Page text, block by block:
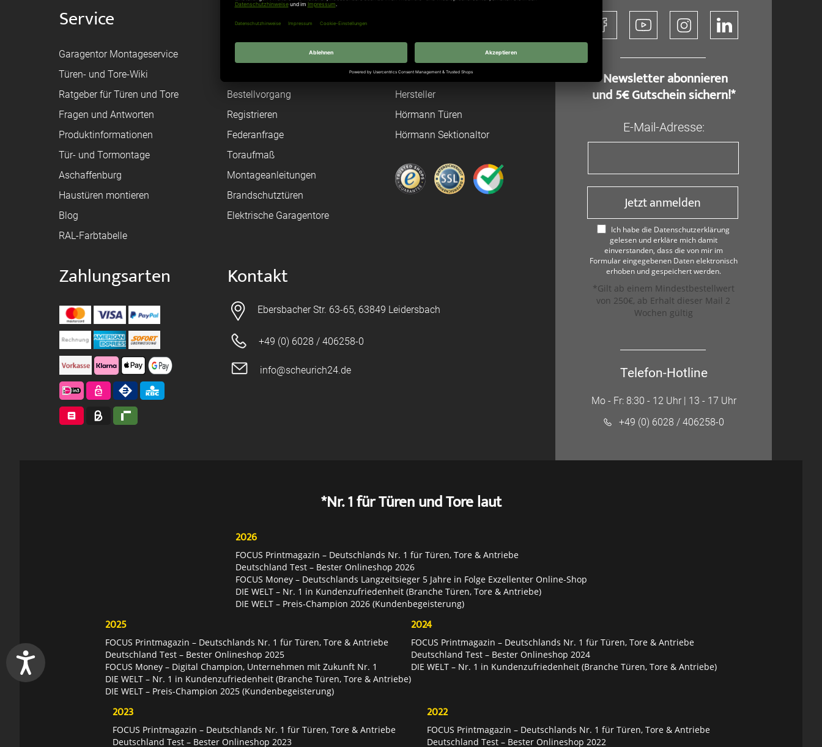
Service
Garagentor Montageservice
Türen- und Tore-Wiki
Ratgeber für Türen und Tore
Fragen und Antworten
Produktinformationen
Tür- und Tormontage
Aschaffenburg
Haustüren montieren
Blog
RAL-Farbtabelle
Shop
Bestellvorgang
Registrieren
Federanfrage
Toraufmaß
Montageanleitungen
Brandschutztüren
Elektrische Garagentore
Stellenangebote
Hersteller
Hörmann Türen
Hörmann Sektionaltor
Zahlungsarten Kontakt
Ebersbacher Str. 63-65, 63849 Leidersbach
+49 (0) 6028 / 406258-0
info@scheurich24.de
​ Newsletter abonnieren
und 5€ Gutschein sichern!*
E-Mail-Adresse:
Jetzt anmelden
Ich habe die Datenschutzerklärung
gelesen und erkläre mich damit
einverstanden, dass die von mir im
Formular eingegebenen Daten elektronisch
erhoben und gespeichert werden.
*Gilt ab einem Mindestbestellwert
von 250€, ab Erhalt dieser Mail 2
Wochen gültig
Telefon-Hotline
Mo - Fr: 8:30 - 12 Uhr | 13 - 17 Uhr
+49 (0) 6028 / 406258-0
*Nr. 1 für Türen und Tore laut
2026
FOCUS Printmagazin – Deutschlands Nr. 1 für Türen, Tore & Antriebe
Deutschland Test – Bester Onlineshop 2026
FOCUS Money – Deutschlands Langzeitsieger 5 Jahre in Folge Exzellenter Online-Shop
DIE WELT – Nr. 1 in Kundenzufriedenheit (Branche Türen, Tore & Antriebe)
DIE WELT – Preis-Champion 2026 (Kundenbegeisterung)
2025
FOCUS Printmagazin – Deutschlands Nr. 1 für Türen, Tore & Antriebe
Deutschland Test – Bester Onlineshop 2025
FOCUS Money – Digital Champion, Unternehmen mit Zukunft Nr. 1
DIE WELT – Nr. 1 in Kundenzufriedenheit (Branche Türen, Tore & Antriebe)
DIE WELT – Preis-Champion 2025 (Kundenbegeisterung)
2024
FOCUS Printmagazin – Deutschlands Nr. 1 für Türen, Tore & Antriebe
Deutschland Test – Bester Onlineshop 2024
DIE WELT – Nr. 1 in Kundenzufriedenheit (Branche Türen, Tore & Antriebe)
2023
FOCUS Printmagazin – Deutschlands Nr. 1 für Türen, Tore & Antriebe
Deutschland Test – Bester Onlineshop 2023
2022
FOCUS Printmagazin – Deutschlands Nr. 1 für Türen, Tore & Antriebe
Deutschland Test – Bester Onlineshop 2022